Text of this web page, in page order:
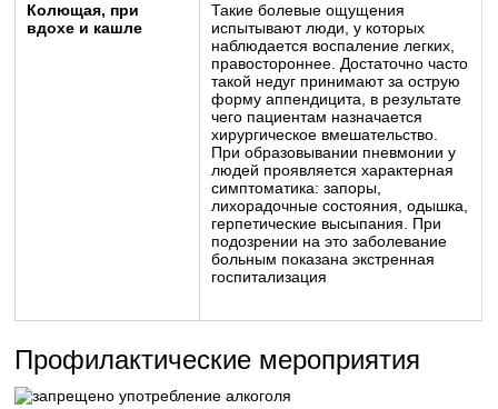
Колющая, при
вдохе и кашле
Такие болевые ощущения
испытывают люди, у которых
наблюдается воспаление легких,
правостороннее. Достаточно часто
такой недуг принимают за острую
форму аппендицита, в результате
чего пациентам назначается
хирургическое вмешательство.
При образовывании пневмонии у
людей проявляется характерная
симптоматика: запоры,
лихорадочные состояния, одышка,
герпетические высыпания. При
подозрении на это заболевание
больным показана экстренная
госпитализация
Профилактические мероприятия